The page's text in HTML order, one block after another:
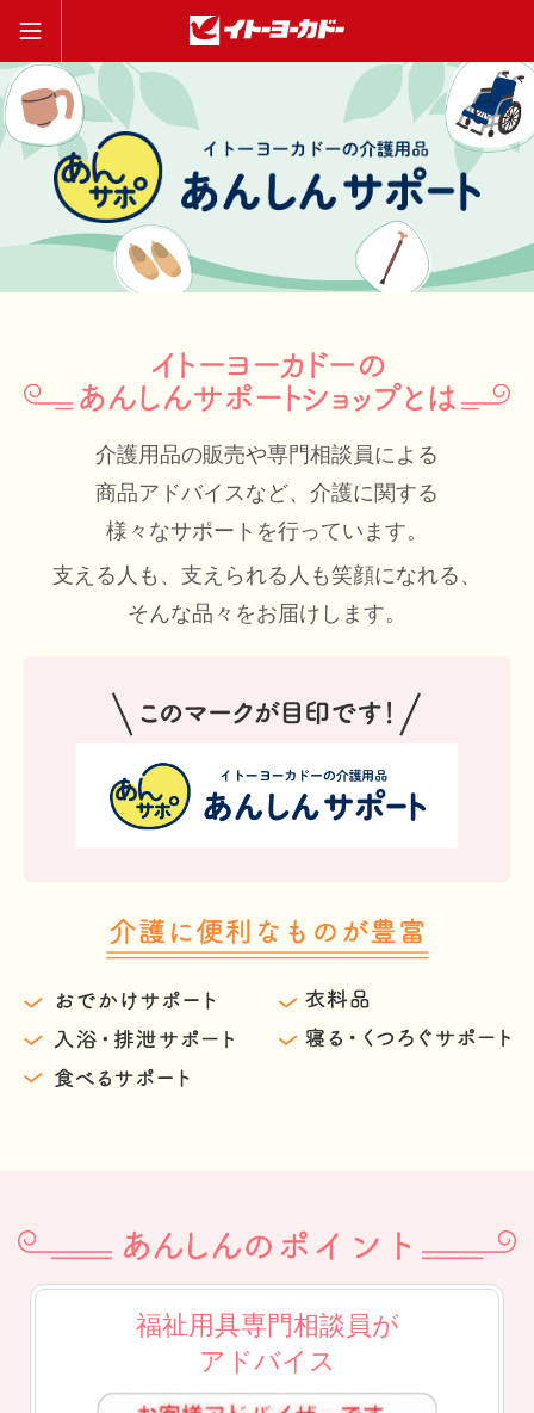
介護用品の販売や専門相談員による
商品アドバイスなど、 介護に関する
様々なサポートを行っています。
支える人も、支えられる人も笑顔になれる、
そんな品々をお届けします。
福祉用具専門相談員が
アドバイス